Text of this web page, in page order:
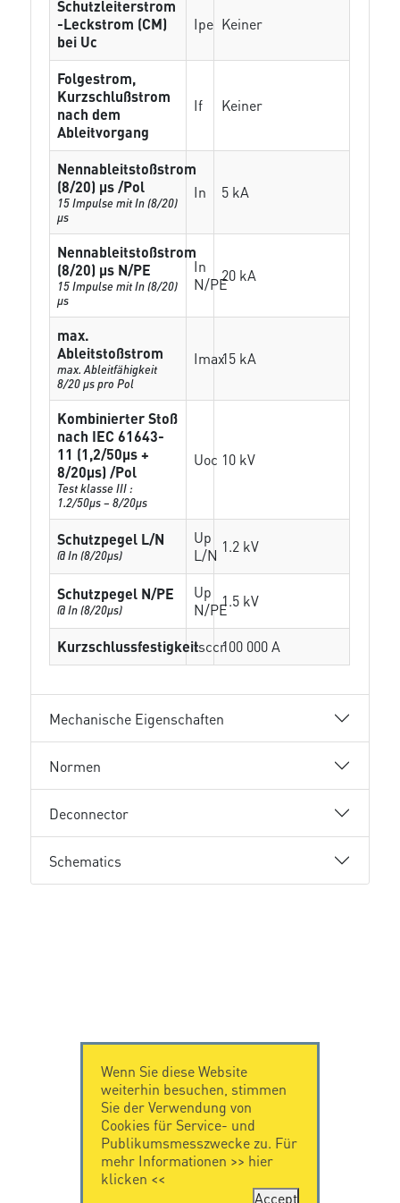
Schutzleiterstrom
-Leckstrom (CM)
bei Uc
Ipe Keiner
Folgestrom,
Kurzschlußstrom
nach dem
Ableitvorgang
If Keiner
Nennableitstoßstrom
(8/20) µs /Pol
15 Impulse mit In (8/20)
µs
In 5 kA
Nennableitstoßstrom
(8/20) µs N/PE
15 Impulse mit In (8/20)
µs
In
N/PE20 kA
max.
Ableitstoßstrom
max. Ableitfähigkeit
8/20 µs pro Pol
Imax15 kA
Kombinierter Stoß
nach IEC 61643-
11 (1,2/50µs +
8/20µs) /Pol
Test klasse III :
1.2/50µs – 8/20µs
Uoc 10 kV
Schutzpegel L/N
@ In (8/20µs)
Up
L/N 1.2 kV
Schutzpegel N/PE
@ In (8/20µs)
Up
N/PE1.5 kV
KurzschlussfestigkeitIsccr100 000 A
Mechanische Eigenschaften
Normen
Deconnector
Schematics
Wenn Sie diese Website
weiterhin besuchen, stimmen
Sie der Verwendung von
Cookies für Service- und
Publikumsmesszwecke zu. Für
mehr Informationen >> hier
klicken <<
Accept